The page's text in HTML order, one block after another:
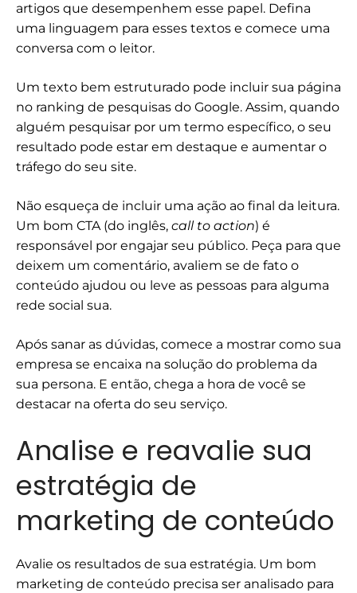
artigos que desempenhem esse papel. Defina
uma linguagem para esses textos e comece uma
conversa com o leitor.
Um texto bem estruturado pode incluir sua página
no ranking de pesquisas do Google. Assim, quando
alguém pesquisar por um termo específico, o seu
resultado pode estar em destaque e aumentar o
tráfego do seu site.
Não esqueça de incluir uma ação ao final da leitura.
Um bom CTA (do inglês, call to action) é
responsável por engajar seu público. Peça para que
deixem um comentário, avaliem se de fato o
conteúdo ajudou ou leve as pessoas para alguma
rede social sua.
Após sanar as dúvidas, comece a mostrar como sua
empresa se encaixa na solução do problema da
sua persona. E então, chega a hora de você se
destacar na oferta do seu serviço.
Analise e reavalie sua
estratégia de
marketing de conteúdo
Avalie os resultados de sua estratégia. Um bom
marketing de conteúdo precisa ser analisado para